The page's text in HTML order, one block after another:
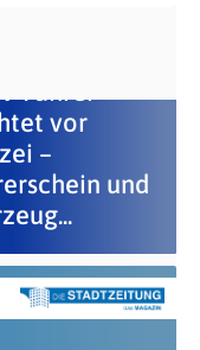
vor
–
und